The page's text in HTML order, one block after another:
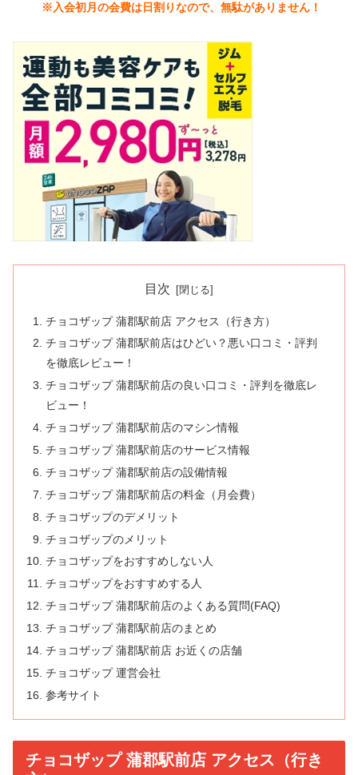
※入会初月の会費は日割りなので、無駄がありません！
目次
チョコザップ 蒲郡駅前店 アクセス（行き方）
チョコザップ 蒲郡駅前店はひどい？悪い口コミ・評判
を徹底レビュー！
チョコザップ 蒲郡駅前店の良い口コミ・評判を徹底レ
ビュー！
チョコザップ 蒲郡駅前店のマシン情報
チョコザップ 蒲郡駅前店のサービス情報
チョコザップ 蒲郡駅前店の設備情報
チョコザップ 蒲郡駅前店の料金（月会費）
チョコザップのデメリット
チョコザップのメリット
チョコザップをおすすめしない人
チョコザップをおすすめする人
チョコザップ 蒲郡駅前店のよくある質問(FAQ)
チョコザップ 蒲郡駅前店のまとめ
チョコザップ 蒲郡駅前店 お近くの店舗
チョコザップ 運営会社
参考サイト
チョコザップ 蒲郡駅前店 アクセス（行き